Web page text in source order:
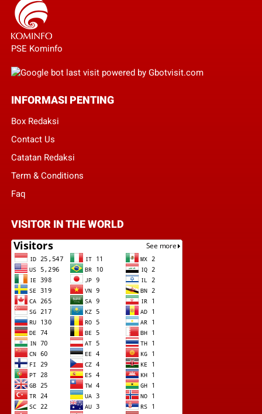
PSE Kominfo
INFORMASI PENTING
Box Redaksi
Contact Us
Catatan Redaksi
Term & Conditions
Faq
VISITOR IN THE WORLD